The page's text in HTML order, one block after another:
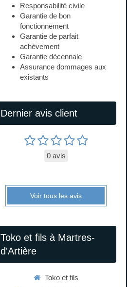
Responsabilité civile
Garantie de bon
fonctionnement
Garantie de parfait
achèvement
Garantie décennale
Assurance dommages aux
existants
Dernier avis client
0 avis
Voir tous les avis
Toko et fils à Martres-
d'Artière
Toko et fils